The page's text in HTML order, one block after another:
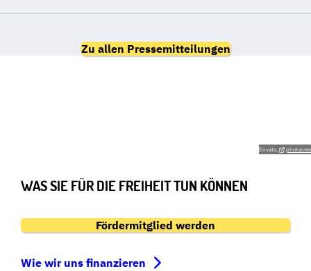
Zu allen Pressemitteilungen
Envato, photocreo
WAS SIE FÜR DIE FREIHEIT TUN KÖNNEN
Fördermitglied werden
Wie wir uns finanzieren